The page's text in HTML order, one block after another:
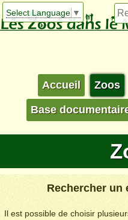
Select Language ▼
Accueil Zoos
Base
Rechercher un
Il est possible de choisir